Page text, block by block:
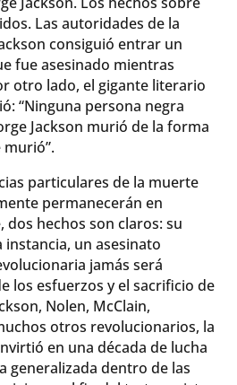
Las autoridades de la
consiguió entrar un
fue asesinado mientras
otro lado, el gigante literario
“Ninguna persona negra
Jackson murió de la forma
murió”.
particulares de la muerte
permanecerán en
hechos son claros: su
un asesinato
jamás será
los esfuerzos y el sacrificio de
Nolen, McClain,
otros revolucionarios, la
en una década de lucha
generalizada dentro de las